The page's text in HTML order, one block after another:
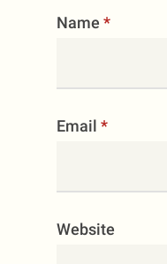
Name *
Email *
Website